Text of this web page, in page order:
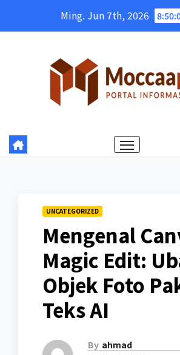
Ming. Jun 7th, 2026
UNCATEGORIZED
Mengenal
Magic Edit:
Objek Foto
Teks AI
By ahmad